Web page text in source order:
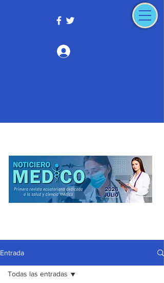
Entrada
Todas las entradas